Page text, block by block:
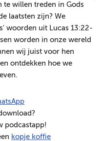
te willen treden in Gods
laatsten zijn? We
woorden uit Lucas 13:22-
worden in onze wereld
wij juist voor hen
ontdekken hoe we
podcastapp!
kopje koffie